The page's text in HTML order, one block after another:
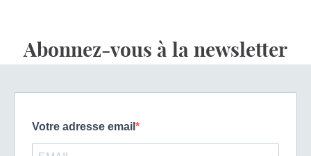
Abonnez-vous à la newsletter